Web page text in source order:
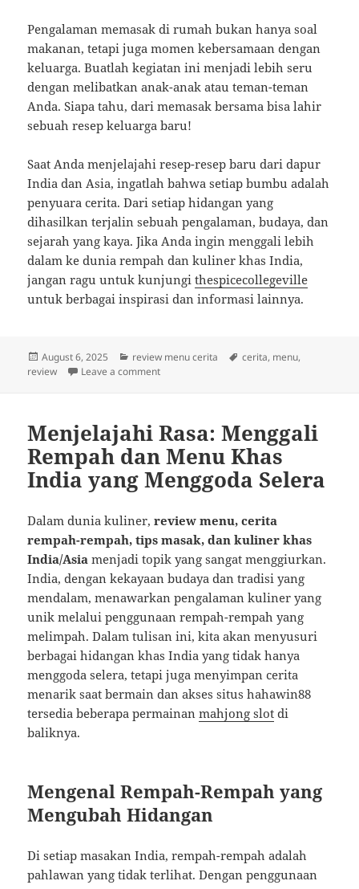
Pengalaman memasak di rumah bukan hanya soal
makanan, tetapi juga momen kebersamaan dengan
keluarga. Buatlah kegiatan ini menjadi lebih seru
dengan melibatkan anak-anak atau teman-teman
Anda. Siapa tahu, dari memasak bersama bisa lahir
sebuah resep keluarga baru!
Saat Anda menjelajahi resep-resep baru dari dapur
India dan Asia, ingatlah bahwa setiap bumbu adalah
penyuara cerita. Dari setiap hidangan yang
dihasilkan terjalin sebuah pengalaman, budaya, dan
sejarah yang kaya. Jika Anda ingin menggali lebih
dalam ke dunia rempah dan kuliner khas India,
jangan ragu untuk kunjungithespicecollegeville
untuk berbagai inspirasi dan informasi lainnya.
Posted
on
August 6, 2025 Categories
review menu cerita Tags
cerita, menu,
review
Leave a commenton Menjelajahi Rasa: Cerita Rempah dan
Menjelajahi Rasa: Menggali
Rempah dan Menu Khas
India yang Menggoda Selera
Dalam dunia kuliner,review menu, cerita
rempah-rempah, tips masak, dan kuliner khas
India/Asia menjadi topik yang sangat menggiurkan.
India, dengan kekayaan budaya dan tradisi yang
mendalam, menawarkan pengalaman kuliner yang
unik melalui penggunaan rempah-rempah yang
melimpah. Dalam tulisan ini, kita akan menyusuri
berbagai hidangan khas India yang tidak hanya
menggoda selera, tetapi juga menyimpan cerita
menarik saat bermain dan akses situs hahawin88
tersedia beberapa permainanmahjong slot di
baliknya.
Mengenal Rempah-Rempah yang
Mengubah Hidangan
Di setiap masakan India, rempah-rempah adalah
pahlawan yang tidak terlihat. Dengan penggunaan